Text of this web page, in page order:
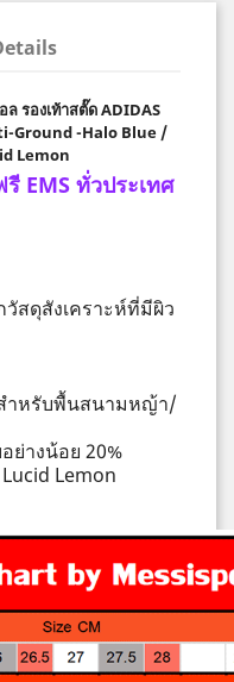
ล รองเท้าสตั๊ด ADIDAS
Ground -Halo Blue /
Lemon
EMS ทั่วประเทศ
สดุสังเคราะห์ที่มีผิว
ำหรับพื้นสนามหญ้า/
ย่างน้อย 20%
Lemon